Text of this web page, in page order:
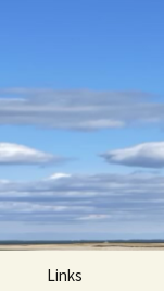
Links